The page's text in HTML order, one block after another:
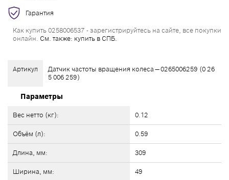
Артикул
Датчик частоты вращения колеса — 0265006259 (0 26
5 006 259)
Параметры
Вес нетто (кг): 0.12
Объём (л): 0.59
Длина, мм: 309
Ширина, мм: 49
Гарантия
Как купить 0258006537 - зарегистрируйтесь на сайте, все покупки
онлайн. См. также: купить в СПБ.